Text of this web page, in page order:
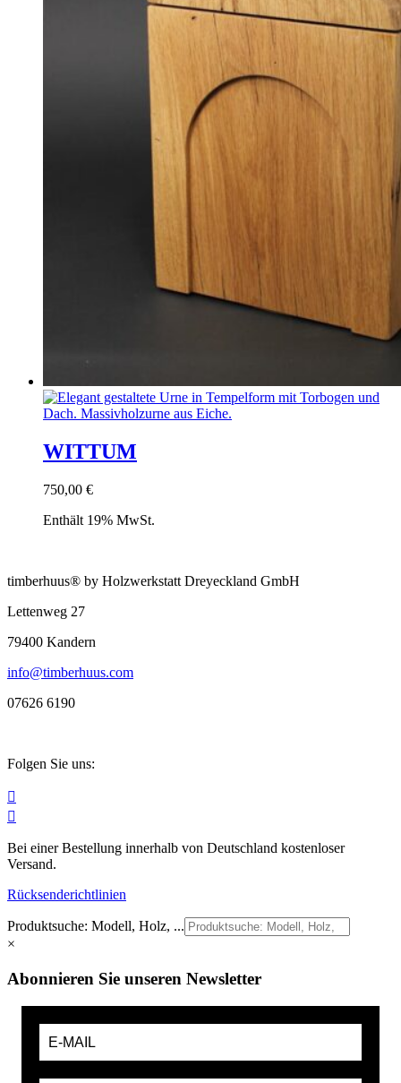
WITTUM
750,00 €
Enthält 19% MwSt.
timberhuus® by Holzwerkstatt Dreyeckland GmbH
Lettenweg 27
79400 Kandern
info@timberhuus.com
07626 6190
Folgen Sie uns:


Bei einer Bestellung innerhalb von Deutschland kostenloser
Versand.
Rücksenderichtlinien
Produktsuche: Modell, Holz, ...
×
Abonnieren Sie unseren Newsletter